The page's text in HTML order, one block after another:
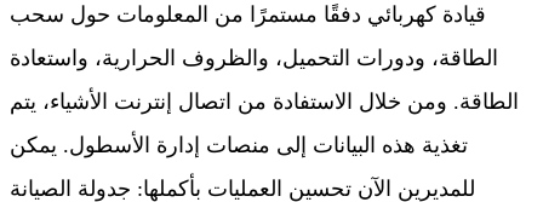
قيادة كهربائي دفقًا مستمرًا من المعلومات حول سحب
الطاقة، ودورات التحميل، والظروف الحرارية، واستعادة
الطاقة. ومن خلال الاستفادة من اتصال إنترنت الأشياء، يتم
تغذية هذه البيانات إلى منصات إدارة الأسطول. يمكن
للمديرين الآن تحسين العمليات بأكملها: جدولة الصيانة